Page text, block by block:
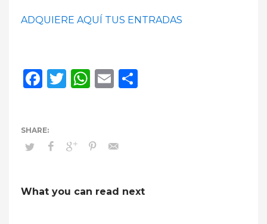
ADQUIERE AQUÍ TUS ENTRADAS
Facebook
Twitter
WhatsApp
Email
What you can read next